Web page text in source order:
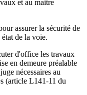
et au maitre
assurer la sécurité de
de la voie.
d'office les travaux
en demeure préalable
nécessaires au
(article L141-11 du